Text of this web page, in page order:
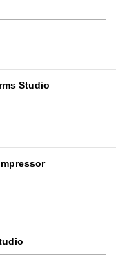
Studio